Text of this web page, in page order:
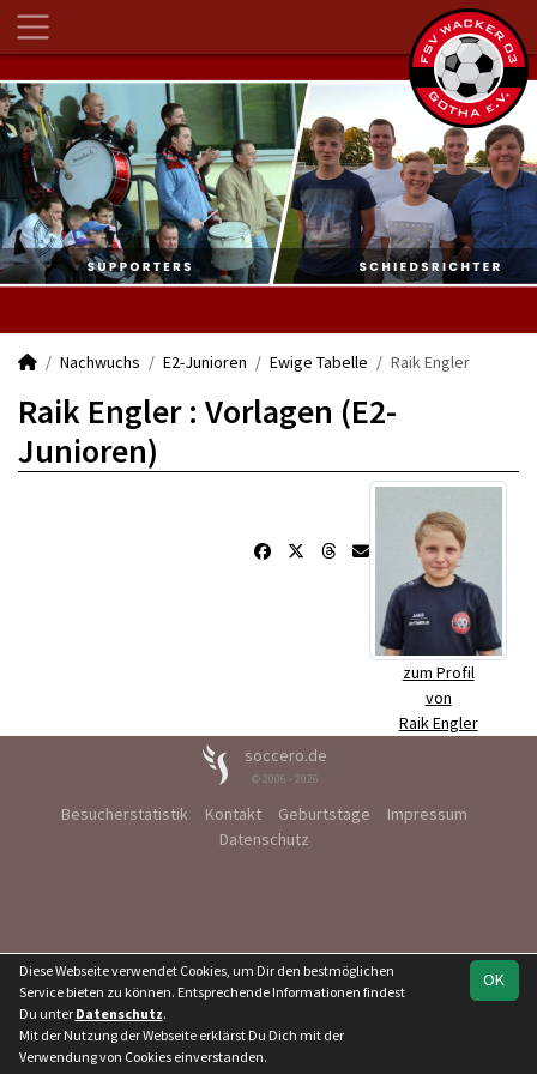
Nachwuchs E2-Junioren Ewige Tabelle Raik Engler
Raik Engler : Vorlagen (E2-
Junioren)
zum Profil
von
Raik Engler
soccero.de
© 2006 - 2026
Besucherstatistik Kontakt Geburtstage
Impressum
Datenschutz
OK
Diese Webseite verwendet Cookies, um Dir den bestmöglichen
Service bieten zu können. Entsprechende Informationen findest
Du unter Datenschutz.
Mit der Nutzung der Webseite erklärst Du Dich mit der
Verwendung von Cookies einverstanden.